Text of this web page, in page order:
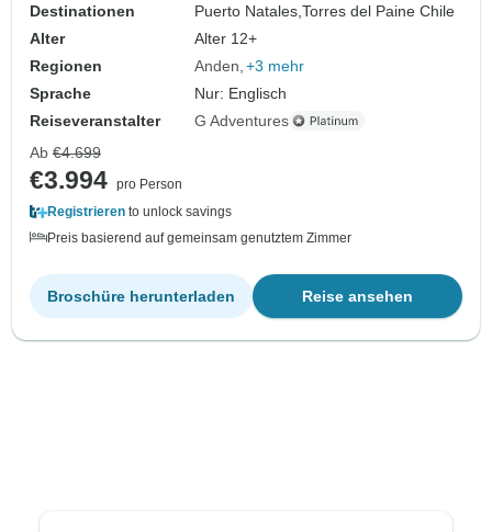
Destinationen
Puerto Natales,Torres del Paine Chile
Alter
Alter 12+
Regionen
Anden +3 mehr
Sprache
Nur: Englisch
Reiseveranstalter
G Adventures
Ab €4.699
€3.994 pro Person
Registrieren to unlock savings
Preis basierend auf gemeinsam genutztem Zimmer
Reise ansehen
Broschüre herunterladen